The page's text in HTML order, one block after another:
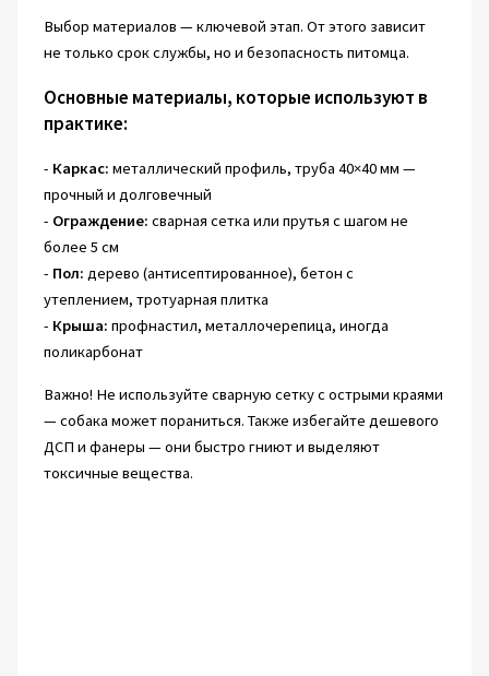
Выбор материалов — ключевой этап. От этого зависит
не только срок службы, но и безопасность питомца.
Основные материалы, которые используют в
практике:
- Каркас: металлический профиль, труба 40×40 мм —
прочный и долговечный
- Ограждение: сварная сетка или прутья с шагом не
более 5 см
- Пол: дерево (антисептированное), бетон с
утеплением, тротуарная плитка
- Крыша: профнастил, металлочерепица, иногда
поликарбонат
Важно! Не используйте сварную сетку с острыми краями
— собака может пораниться. Также избегайте дешевого
ДСП и фанеры — они быстро гниют и выделяют
токсичные вещества.